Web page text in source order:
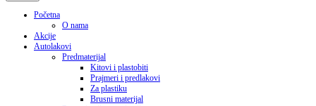
Početna
O nama
Akcije
Autolakovi
Predmaterijal
Kitovi i plastobiti
Prajmeri i predlakovi
Za plastiku
Brusni materijal